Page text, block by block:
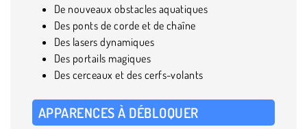
De nouveaux obstacles aquatiques
Des ponts de corde et de chaîne
Des lasers dynamiques
Des portails magiques
Des cerceaux et des cerfs-volants
APPARENCES À DÉBLOQUER